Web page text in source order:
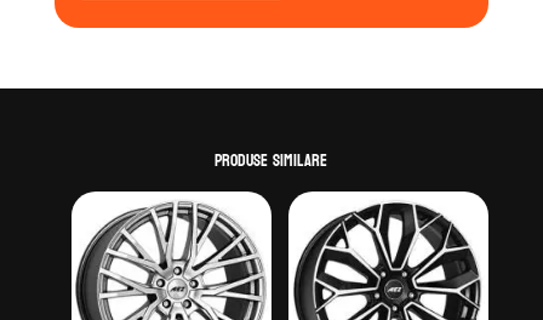
Produse similare